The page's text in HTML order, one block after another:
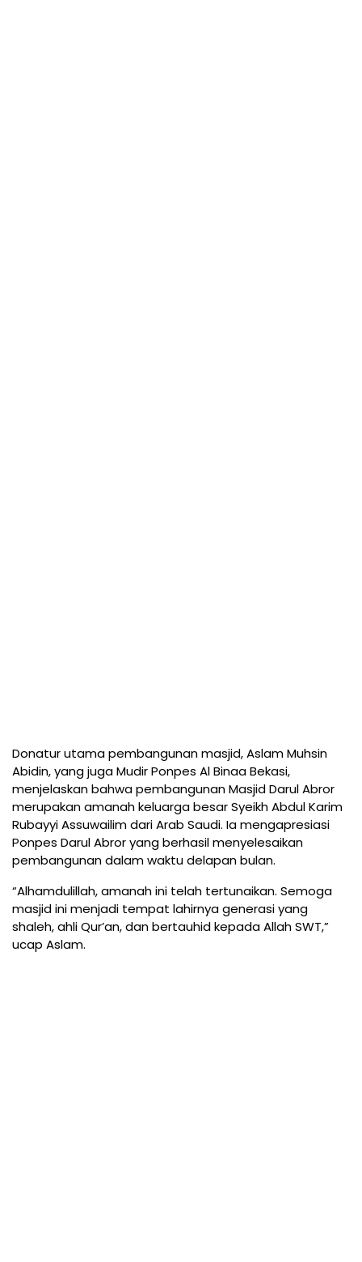
Donatur utama pembangunan masjid, Aslam Muhsin
Abidin, yang juga Mudir Ponpes Al Binaa Bekasi,
menjelaskan bahwa pembangunan Masjid Darul Abror
merupakan amanah keluarga besar Syeikh Abdul Karim
Rubayyi Assuwailim dari Arab Saudi. Ia mengapresiasi
Ponpes Darul Abror yang berhasil menyelesaikan
pembangunan dalam waktu delapan bulan.
“Alhamdulillah, amanah ini telah tertunaikan. Semoga
masjid ini menjadi tempat lahirnya generasi yang
shaleh, ahli Qur’an, dan bertauhid kepada Allah SWT,”
ucap Aslam.